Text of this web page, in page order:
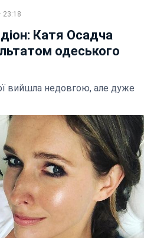
23:18
Катя Осадча
одеського
вийшла недовгою, але дуже